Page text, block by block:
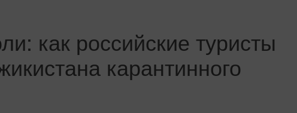
как российские туристы
карантинного